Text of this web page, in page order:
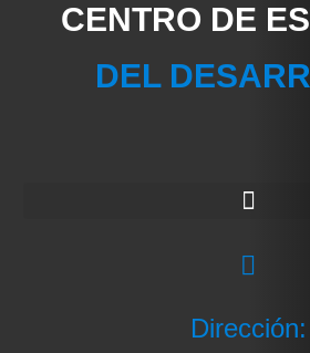
CENTRO DE
DEL
Dirección: